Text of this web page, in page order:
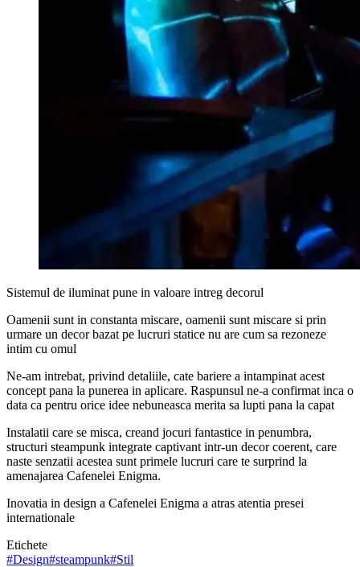
Sistemul de iluminat pune in valoare intreg decorul
Oamenii sunt in constanta miscare, oamenii sunt miscare si prin
urmare un decor bazat pe lucruri statice nu are cum sa rezoneze
intim cu omul
Ne-am intrebat, privind detaliile, cate bariere a intampinat acest
concept pana la punerea in aplicare. Raspunsul ne-a confirmat inca o
data ca pentru orice idee nebuneasca merita sa lupti pana la capat
Instalatii care se misca, creand jocuri fantastice in penumbra,
structuri steampunk integrate captivant intr-un decor coerent, care
naste senzatii acestea sunt primele lucruri care te surprind la
amenajarea Cafenelei Enigma.
Inovatia in design a Cafenelei Enigma a atras atentia presei
internationale
Etichete
#Design#steampunk#Stil